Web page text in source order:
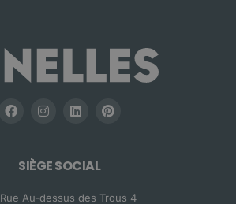
SIÈGE SOCIAL
Rue Au-dessus des Trous 4